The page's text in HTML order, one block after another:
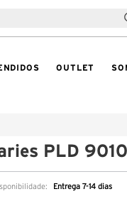
OUTLET
PLD
Entrega 7-14 dias